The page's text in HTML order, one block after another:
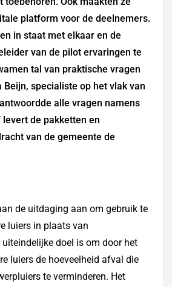
platform voor de deelnemers.
in staat met elkaar en de
van de pilot ervaringen te
tal van praktische vragen
Beijn, specialiste op het vlak van
alle vragen namens
levert de pakketten en
van de gemeente de
de uitdaging aan om gebruik te
luiers in plaats van
doel is om door het
luiers de hoeveelheid afval die
te verminderen. Het